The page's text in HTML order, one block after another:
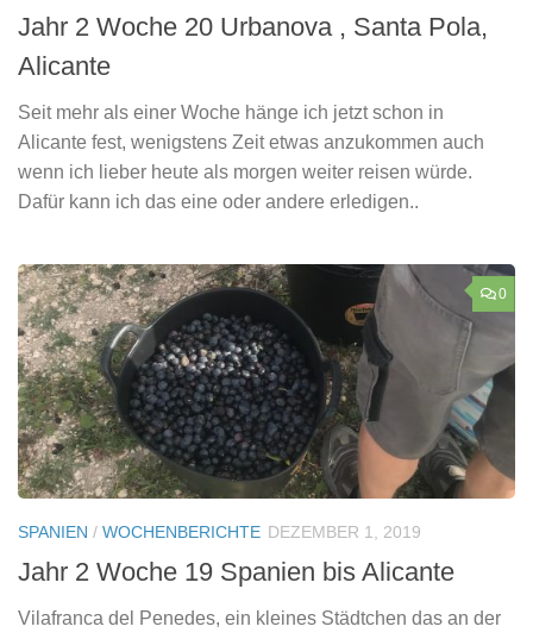
Jahr 2 Woche 20 Urbanova , Santa Pola,
Alicante
Seit mehr als einer Woche hänge ich jetzt schon in
Alicante fest, wenigstens Zeit etwas anzukommen auch
wenn ich lieber heute als morgen weiter reisen würde.
Dafür kann ich das eine oder andere erledigen..
0
SPANIEN / WOCHENBERICHTE DEZEMBER 1, 2019
Jahr 2 Woche 19 Spanien bis Alicante
Vilafranca del Penedes, ein kleines Städtchen das an der